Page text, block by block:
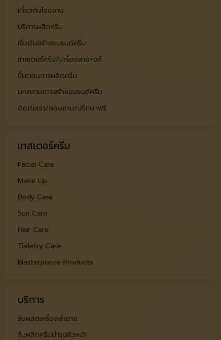
เกี่ยวกับโรงงาน
บริการผลิตครีม
เริ่มต้นสร้างแบรนด์ครีม
เทสเตอร์ครีม/เครื่องสำอางค์
ขั้นตอนการผลิตครีม
บทความการสร้างแบรนด์ครีม
ติดต่อเรา/สอบถาม/ปรีกษาฟรี
เทสเตอร์ครีม
Facial Care
Make Up
Body Care
Sun Care
Hair Care
Toiletry Care
Masterpiiece Products
บริการ
รับผลิตเครื่องสำอาง
รับผลิตครีมบำรุงผิวหน้า